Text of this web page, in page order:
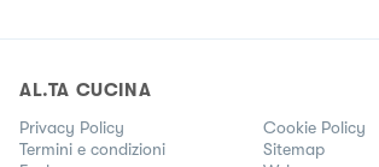
AL.TA CUCINA
Privacy Policy
Cookie Policy
Termini e condizioni
Sitemap